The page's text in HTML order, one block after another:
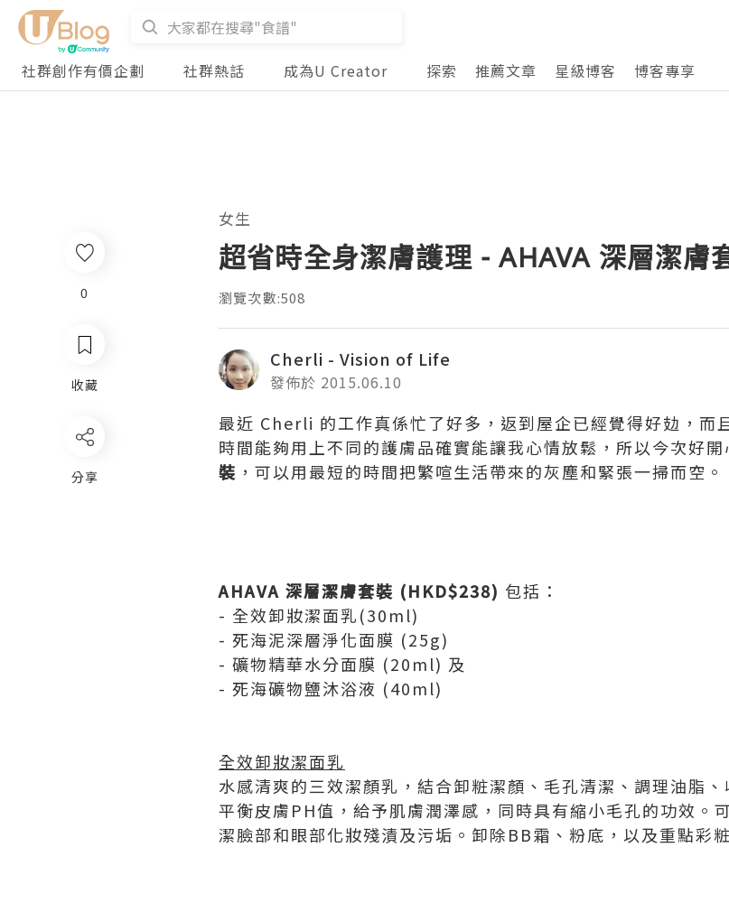
社群創作有價企劃
社群熱話 成為U Creator 探索 推薦文章 星級博客 博客專享
0
收藏
分享
女生
超省時全身潔膚護理 - AHAVA 深層潔膚
瀏覽次數:508
Cherli - Vision of Life
發佈於 2015.06.10
最近 Cherli 的工作真係忙了好多，返到屋企已經覺得好攰，而
時間能夠用上不同的護膚品確實能讓我心情放鬆，所以今次好
裝 ，可以用最短的時間把繁喧生活帶來的灰塵和緊張一掃而空。
AHAVA 深層潔膚套裝 (HKD$238) 包括：
- 全效卸妝潔面乳(30ml)
- 死海泥深層淨化面膜 (25g)
- 礦物精華水分面膜 (20ml) 及
- 死海礦物鹽沐浴液 (40ml)
全效卸妝潔面乳
水感清爽的三效潔顏乳，結合卸粧潔顏、毛孔清潔、調理油脂
平衡皮膚PH值，給予肌膚潤澤感，同時具有縮小毛孔的功效。
潔臉部和眼部化妝殘漬及污垢。卸除BB霜、粉底，以及重點彩